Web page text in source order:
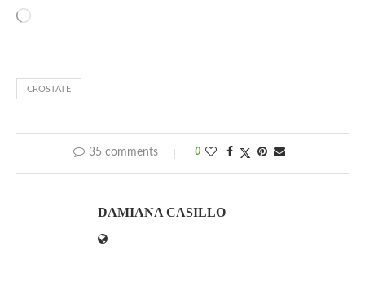
CROSTATE
35 comments 0
DAMIANA CASILLO